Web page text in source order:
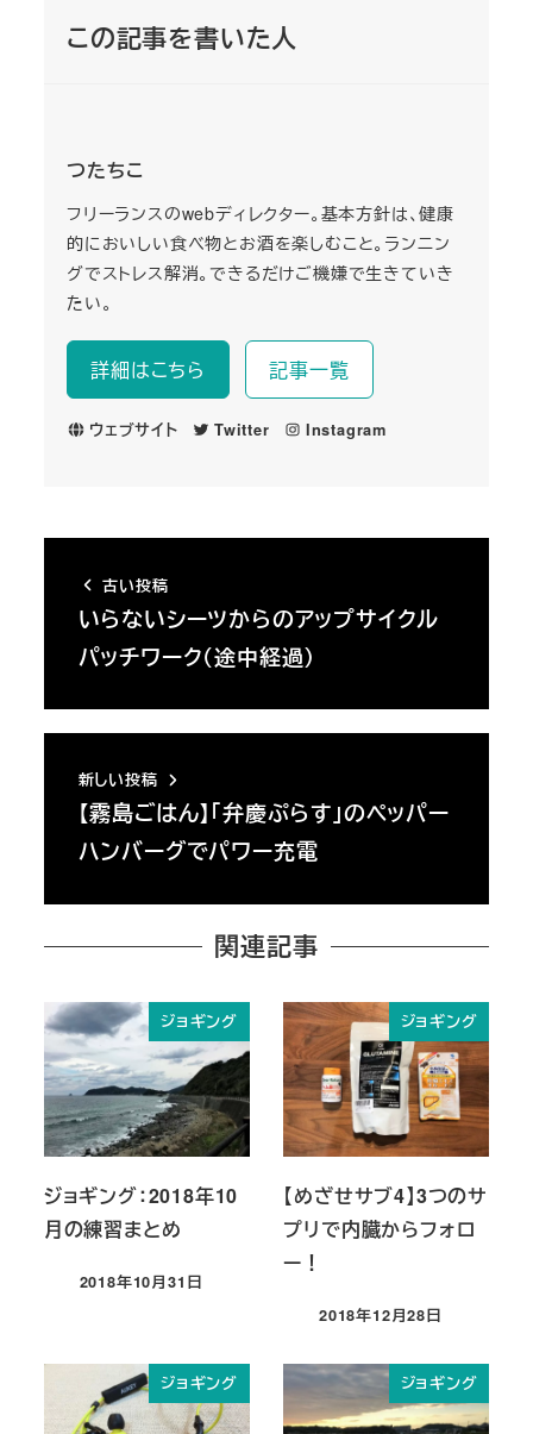
この記事を書いた人
つたちこ
フリーランスのwebディレクター。基本方針は、健康
的においしい食べ物とお酒を楽しむこと。ランニン
グでストレス解消。できるだけご機嫌で生きていき
たい。
詳細はこちら 記事一覧
ウェブサイト Twitter Instagram
古い投稿
いらないシーツからのアップサイクル
パッチワーク（途中経過）
新しい投稿
【霧島ごはん】「弁慶ぷらす」のペッパー
ハンバーグでパワー充電
関連記事
ジョギング
ジョギング：2018年10
月の練習まとめ
投稿日
2018年10月31日
ジョギング
【めざせサブ4】3つのサ
プリで内臓からフォロ
ー！
投稿日
2018年12月28日
ジョギング ジョギング